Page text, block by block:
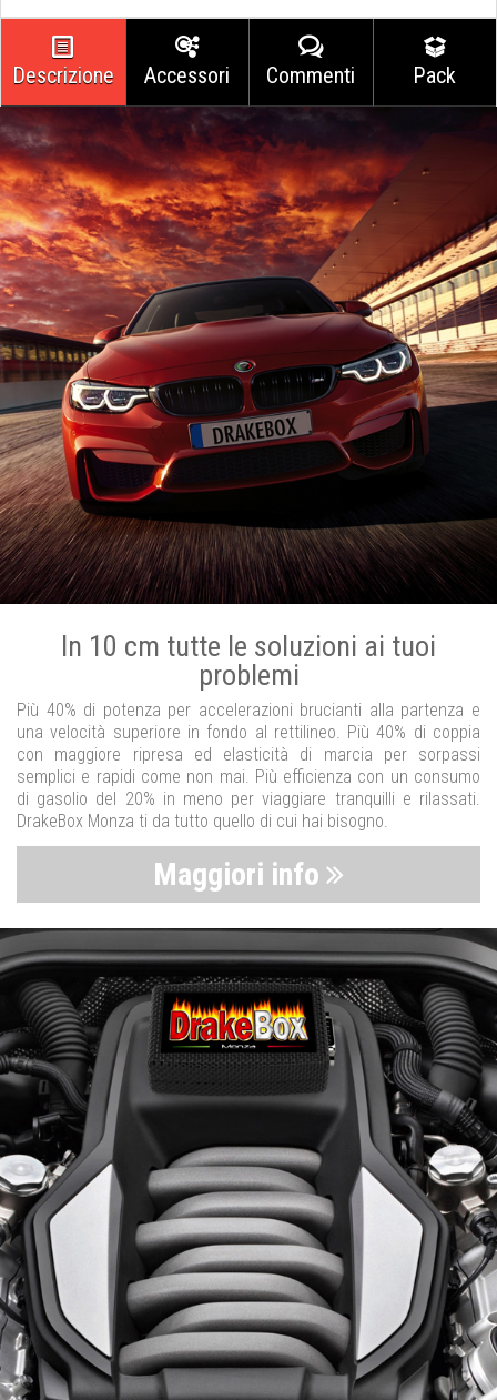
Descrizione Accessori Commenti Pack
In 10 cm tutte le soluzioni ai tuoi
problemi
Più 40% di potenza per accelerazioni brucianti alla partenza e
una velocità superiore in fondo al rettilineo. Più 40% di coppia
con maggiore ripresa ed elasticità di marcia per sorpassi
semplici e rapidi come non mai. Più efficienza con un consumo
di gasolio del 20% in meno per viaggiare tranquilli e rilassati.
DrakeBox Monza ti da tutto quello di cui hai bisogno.
Maggiori info